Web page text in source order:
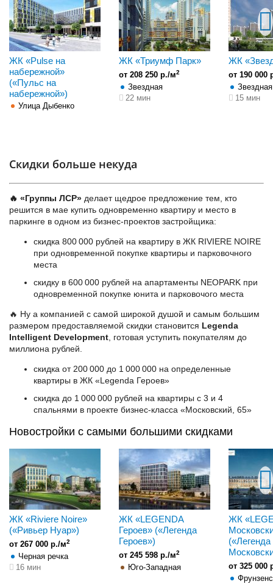
ЖК «Pulse на
набережной»
(«Пульс на
набережной»)
Улица Дыбенко
ЖК «Триумф Парк»
от 208 250 р./м2
Звездная
22 мин
ЖК
от 190 000
Звездная
15 мин
Скидки больше некуда
🔥 «Группы ЛСР» делает щедрое предложение тем, кто
решится в мае купить одновременно квартиру и место в
паркинге в одном из бизнес-проектов застройщика:
скидка 800 000 рублей на квартиру в ЖК RIVIERE NOIRE
при одновременной покупке квартиры и парковочного
места
скидку в 600 000 рублей на апартаменты NEOPARK при
одновременной покупке юнита и парковочого места
🔥 Ну а компанией с самой широкой душой и самым большим
размером предоставляемой скидки становится Legenda
Intelligent Development , готовая уступить покупателям до
миллиона рублей.
скидка от 200 000 до 1 000 000 на определенные
квартиры в ЖК «Legenda Героев»
скидка до 1 000 000 рублей на квартиры с 3 и 4
спальнями в проекте бизнес-класса «Московский, 65»
Новостройки с самыми большими скидками
ЖК «Riviere Noire»
(«Ривьер Нуар»)
от 267 000 р./м2
Черная речка
16 мин
ЖК «LEGENDA
Героев» («Легенда
Героев»)
от 245 598 р./м2
Юго-Западная
ЖК
(«Легенда
от 325 000